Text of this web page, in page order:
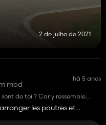
2 de julho de 2021
mod
há 5 anos
de toi ? Car y ressemble
de blacksheeples poutres et